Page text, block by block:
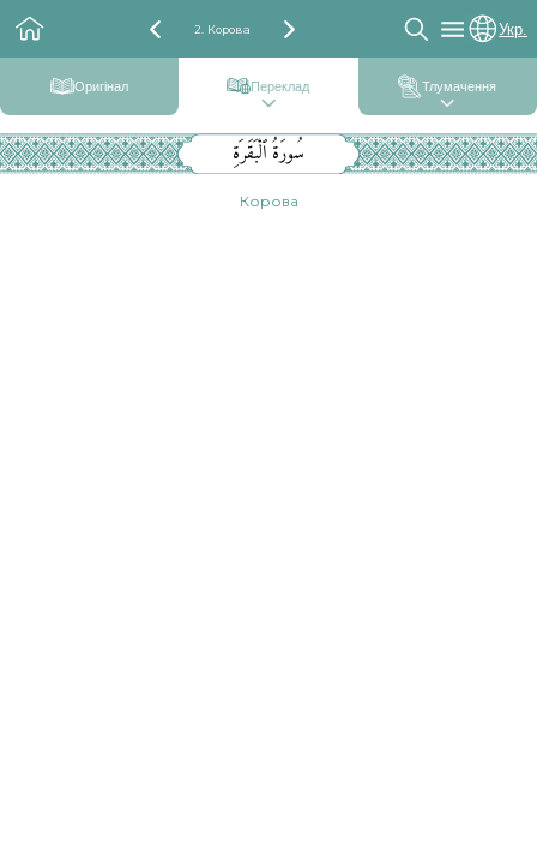
2. Корова Укр.
Оригінал Переклад Тлумачення
سُورَةُ ٱلْبَقَرَةِ
Корова